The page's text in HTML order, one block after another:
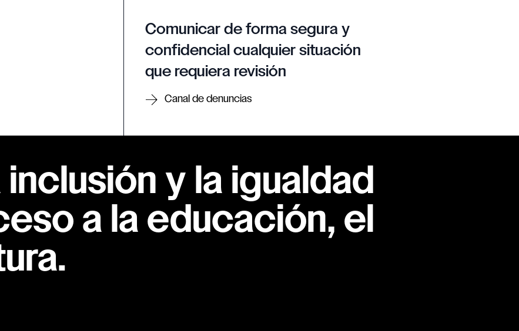
Comunicar de forma segura y
confidencial cualquier situación
que requiera revisión
Canal de denuncias
y la igualdad
a la educación, el